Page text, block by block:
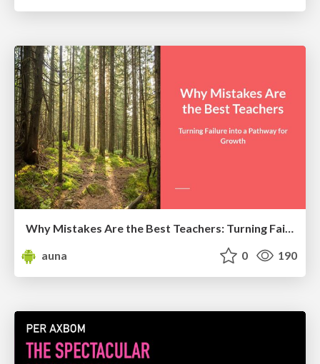
Why Mistakes Are the Best Teachers: Turning Failure into a Pathway for Growth
auna
0 190